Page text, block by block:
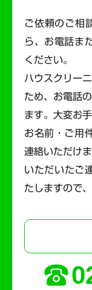
ご依頼のご相
ら、お電話ま
ください。
ハウスクリー
ため、お電話
ます。 大変お
お名前・ご用
連絡いただけ
いただいたご
たしますので